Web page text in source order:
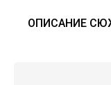
ОПИСАНИЕ